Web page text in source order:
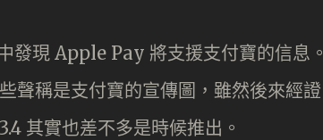
發現 Apple Pay 將支援支付寶的信息。
聲稱是支付寶的宣傳圖，雖然後來經證
其實也差不多是時候推出。